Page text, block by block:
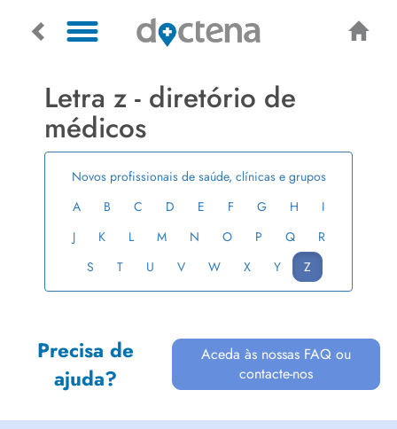
Letra z - diretório de
médicos
Novos profissionais de saúde, clínicas e grupos
A
B C D E F G H
I
J
K L M N O P Q
R
S
T U V W X Y Z
Precisa de
ajuda?
Aceda às nossas FAQ ou
contacte-nos